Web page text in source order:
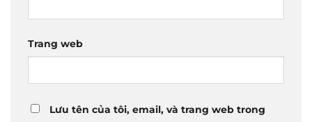
Trang web
Lưu tên của tôi, email, và trang web trong